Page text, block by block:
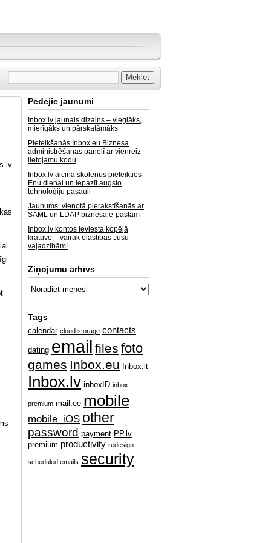
Pēdējie jaunumi
Inbox.lv jaunais dizains – vieglāks,
mierīgāks un pārskatāmāks
Pieteikšanās Inbox.eu Biznesa
administrēšanas panelī ar vienreiz
lietojamu kodu
Inbox.lv aicina skolēnus pieteikties
Ēnu dienai un iepazīt augsto
tehnoloģiju pasauli
Jaunums: vienotā pierakstīšanās ar
SAML un LDAP biznesa e-pastam
Inbox.lv kontos ieviesta kopējā
krātuve – vairāk elastības Jūsu
vajadzībām!
Ziņojumu arhīvs
Tags
calendar cloud storage contacts
dating email files foto
games Inbox.eu Inbox.lt
Inbox.lv inboxID inbox
premium mail.ee mobile
mobile_iOS other
password payment PP.lv
premium productivity redesign
scheduled emails security